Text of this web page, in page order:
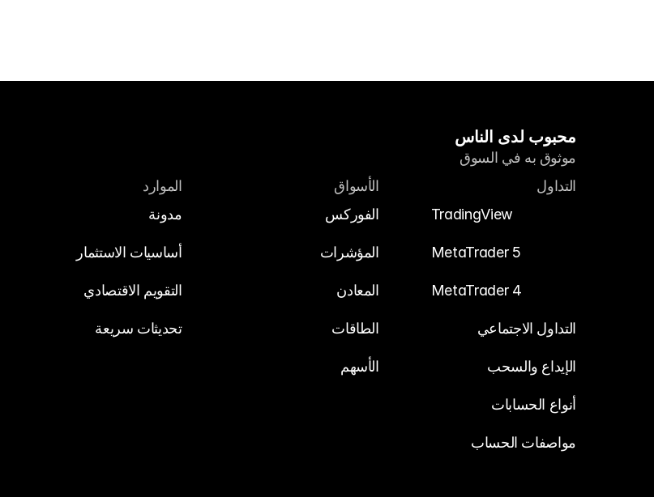
محبوب لدى الناس
موثوق به في السوق
التداول
TradingView
MetaTrader 5
MetaTrader 4
التداول الاجتماعي
الإيداع والسحب
أنواع الحسابات
مواصفات الحساب
الأسواق
الفوركس
المؤشرات
المعادن
الطاقات
الأسهم
الموارد
مدونة
أساسيات الاستثمار
التقويم الاقتصادي
تحديثات سريعة